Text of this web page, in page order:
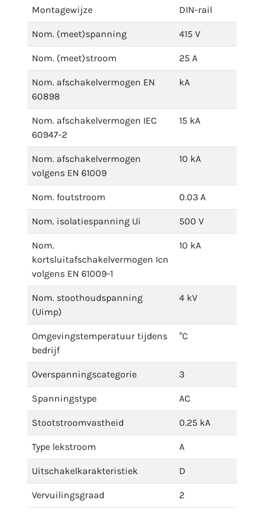
Montagewijze DIN-rail
Nom. (meet)spanning 415 V
Nom. (meet)stroom 25 A
Nom. afschakelvermogen EN
60898
kA
Nom. afschakelvermogen IEC
60947-2
15 kA
Nom. afschakelvermogen
volgens EN 61009
10 kA
Nom. foutstroom 0.03 A
Nom. isolatiespanning Ui 500 V
Nom.
kortsluitafschakelvermogen Icn
volgens EN 61009-1
10 kA
Nom. stoothoudspanning
(Uimp)
4 kV
Omgevingstemperatuur tijdens
bedrijf
°C
Overspanningscategorie 3
Spanningstype AC
Stootstroomvastheid 0.25 kA
Type lekstroom A
Uitschakelkarakteristiek D
Vervuilingsgraad 2